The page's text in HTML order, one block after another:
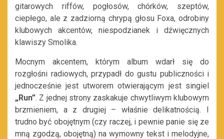
gitarowych riffów, pogłosów, chórków, szeptów,
ciepłego, ale z zadziorną chrypą głosu Foxa, odrobiny
klubowych akcentów, niespodzianek i dźwięcznych
klawiszy Smolika.
Mocnym akcentem, którym album wdarł się do
rozgłośni radiowych, przypadł do gustu publiczności i
jednocześnie jest utworem otwierającym jest singiel
„Run”. Z jednej strony zaskakuje chwytliwym klubowym
brzmieniem, a z drugiej – właśnie delikatnością. I
trudno być obojętnym (czy raczej, i pewnie panie się ze
mną zgodzą, obojętną) na wymowny tekst i melodyjne,